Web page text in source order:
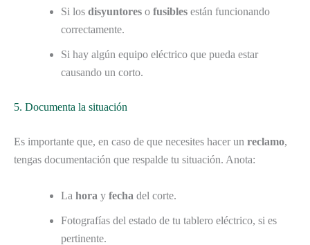
Si los disyuntores o fusibles están funcionando
correctamente.
Si hay algún equipo eléctrico que pueda estar
causando un corto.
5. Documenta la situación
Es importante que, en caso de que necesites hacer un reclamo,
tengas documentación que respalde tu situación. Anota:
La hora y fecha del corte.
Fotografías del estado de tu tablero eléctrico, si es
pertinente.